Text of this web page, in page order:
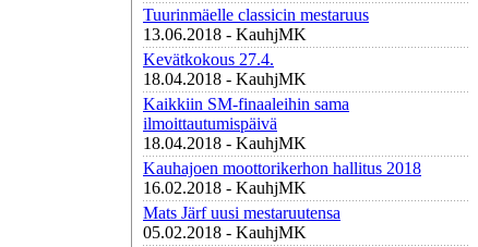
Tuurinmäelle classicin mestaruus
13.06.2018 - KauhjMK
Kevätkokous 27.4.
18.04.2018 - KauhjMK
Kaikkiin SM-finaaleihin sama
ilmoittautumispäivä
18.04.2018 - KauhjMK
Kauhajoen moottorikerhon hallitus 2018
16.02.2018 - KauhjMK
Mats Järf uusi mestaruutensa
05.02.2018 - KauhjMK